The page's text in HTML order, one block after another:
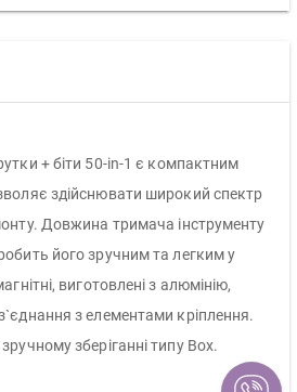
+ біти 50-in-1 є компактним
здійснювати широкий спектр
Довжина тримача інструменту
його зручним та легким у
виготовлені з алюмінію,
з елементами кріплення.
зберіганні типу Box.